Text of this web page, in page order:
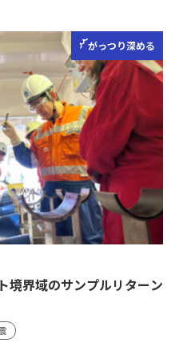
がっつり深める
境界域のサンプルリターン